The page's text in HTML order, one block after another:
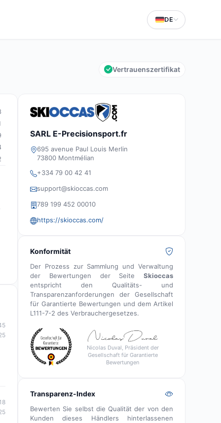
DE
Vertrauenszertifikat
SARL E-Precisionsport.fr
695 avenue Paul Louis Merlin
73800 Montmélian
+334 79 00 42 41
support@skioccas.com
789 199 452 00010
https://skioccas.com/
Konformität
Der Prozess zur Sammlung und Verwaltung
der Bewertungen der Seite Skioccas
entspricht den Qualitäts- und
Transparenzanforderungen der Gesellschaft
für Garantierte Bewertungen und dem Artikel
L111-7-2 des Verbrauchergesetzes.
Nicolas Duval, Präsident der
Gesellschaft für Garantierte
Bewertungen
Transparenz-Index
Bewerten Sie selbst die Qualität der von den
Kunden dieses Händlers hinterlassenen